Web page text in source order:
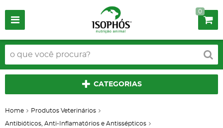
0
CATEGORIAS
Home Produtos Veterinários
Antibióticos, Anti-Inflamatórios e Antissépticos